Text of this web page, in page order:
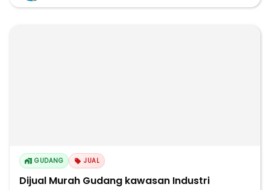
GUDANG JUAL
Dijual Murah Gudang kawasan Industri